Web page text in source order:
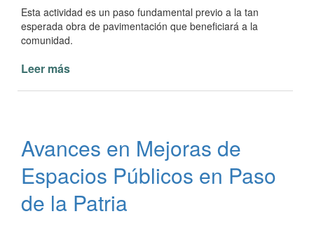
Esta actividad es un paso fundamental previo a la tan
esperada obra de pavimentación que beneficiará a la
comunidad.
Leer más
Marcha
para
Pavimentación
en
Paso
Avances en Mejoras de
Espacios Públicos en Paso
de la Patria